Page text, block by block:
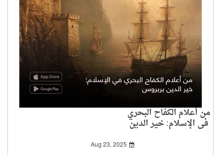
من أعلام الكفاح البحري
في الإسلام: خير الدين
بربروس
Aug 23, 2025